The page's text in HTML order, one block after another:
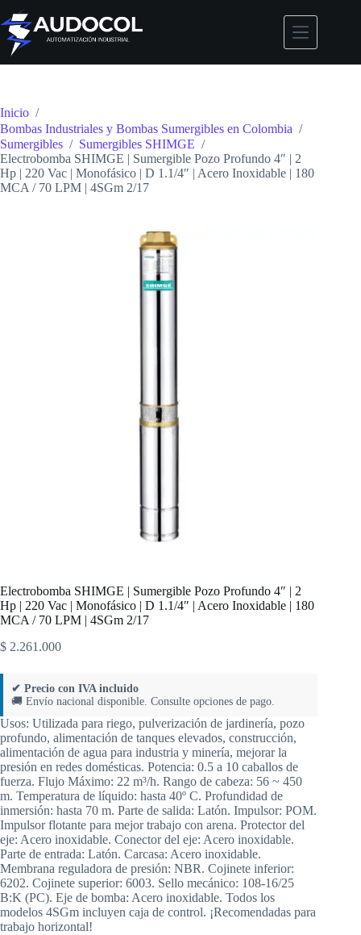
Saltar
al
contenido
Inicio /
Bombas Industriales y Bombas Sumergibles en Colombia /
Sumergibles / Sumergibles SHIMGE /
Electrobomba SHIMGE | Sumergible Pozo Profundo 4″ | 2
Hp | 220 Vac | Monofásico | D 1.1/4″ | Acero Inoxidable | 180
MCA / 70 LPM | 4SGm 2/17
Electrobomba SHIMGE | Sumergible Pozo Profundo 4″ | 2
Hp | 220 Vac | Monofásico | D 1.1/4″ | Acero Inoxidable | 180
MCA / 70 LPM | 4SGm 2/17
$ 2.261.000
✔ Precio con IVA incluido
🚚 Envío nacional disponible. Consulte opciones de pago.
Usos: Utilizada para riego, pulverización de jardinería, pozo
profundo, alimentación de tanques elevados, construcción,
alimentación de agua para industria y minería, mejorar la
presión en redes domésticas. Potencia: 0.5 a 10 caballos de
fuerza. Flujo Máximo: 22 m³/h. Rango de cabeza: 56 ~ 450
m. Temperatura de líquido: hasta 40º C. Profundidad de
inmersión: hasta 70 m. Parte de salida: Latón. Impulsor: POM.
Impulsor flotante para mejor trabajo con arena. Protector del
eje: Acero inoxidable. Conector del eje: Acero inoxidable.
Parte de entrada: Latón. Carcasa: Acero inoxidable.
Membrana reguladora de presión: NBR. Cojinete inferior:
6202. Cojinete superior: 6003. Sello mecánico: 108-16/25
B:K (PC). Eje de bomba: Acero inoxidable. Todos los
modelos 4SGm incluyen caja de control. ¡Recomendadas para
trabajo horizontal!